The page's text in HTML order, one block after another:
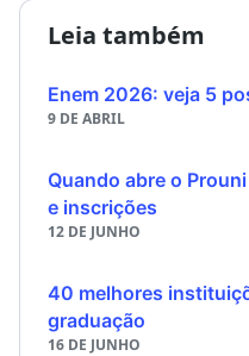
Leia também
Enem 2026: veja 5
9 DE ABRIL
Quando abre o
e inscrições
12 DE JUNHO
40 melhores
graduação
16 DE JUNHO